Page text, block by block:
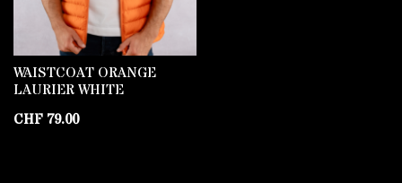
WAISTCOAT ORANGE
LAURIER WHITE
CHF 79.00